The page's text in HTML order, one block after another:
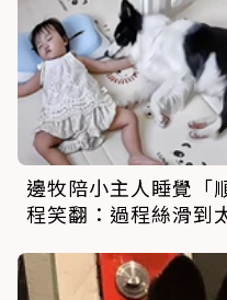
邊牧陪小主人睡覺「
程笑翻：過程絲滑到